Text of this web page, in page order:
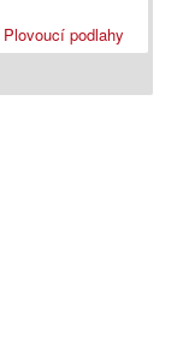
Plovoucí podlahy